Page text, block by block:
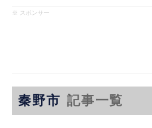
※ スポンサー
秦野市 記事一覧